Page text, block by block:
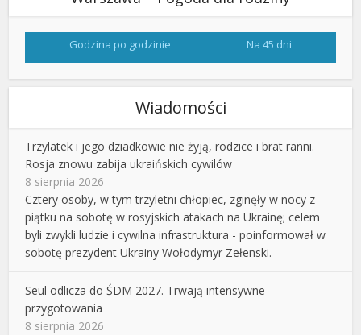
Godzina po godzinie Na 45 dni
Wiadomości
Trzylatek i jego dziadkowie nie żyją, rodzice i brat ranni.
Rosja znowu zabija ukraińskich cywilów
8 sierpnia 2026
Cztery osoby, w tym trzyletni chłopiec, zginęły w nocy z
piątku na sobotę w rosyjskich atakach na Ukrainę; celem
byli zwykli ludzie i cywilna infrastruktura - poinformował w
sobotę prezydent Ukrainy Wołodymyr Zełenski.
Seul odlicza do ŚDM 2027. Trwają intensywne
przygotowania
8 sierpnia 2026